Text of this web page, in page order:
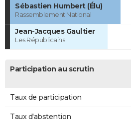
Sébastien Humbert (Élu)
Rassemblement National
Jean-Jacques Gaultier
Les Républicains
Participation au scrutin
Taux de participation
Taux d'abstention